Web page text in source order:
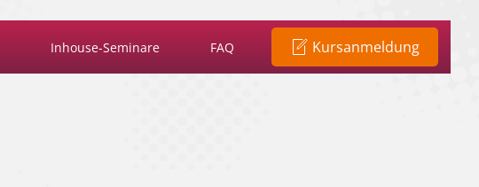
Inhouse-Seminare FAQ Kursanmeldung